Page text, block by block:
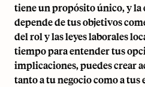
tiene un propósito único, y la
depende de tus objetivos
del rol y las leyes laborales
tiempo para entender tus
implicaciones, puedes crear
tanto a tu negocio como a tus